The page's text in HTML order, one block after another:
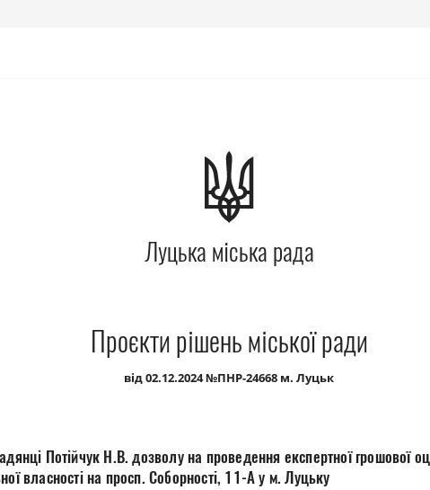
Луцька міська рада
Проєкти рішень міської ради
від 02.12.2024 №ПНР-24668 м. Луцьк
Потійчук Н.В. дозволу на проведення експертної грошової
власності на просп. Соборності, 11-А у м. Луцьку